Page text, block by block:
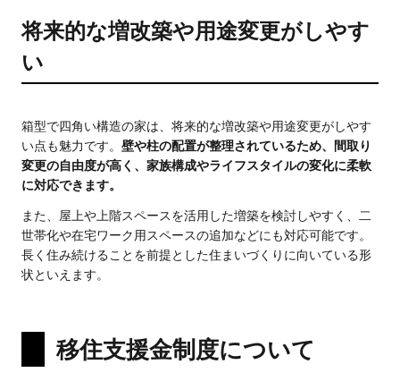
将来的な増改築や用途変更がしやす
い
箱型で四角い構造の家は、将来的な増改築や用途変更がしやす
い点も魅力です。 壁や柱の配置が整理されているため、間取り
変更の自由度が高く、家族構成やライフスタイルの変化に柔軟
に対応できます。
また、屋上や上階スペースを活用した増築を検討しやすく、二
世帯化や在宅ワーク用スペースの追加などにも対応可能です。
長く住み続けることを前提とした住まいづくりに向いている形
状といえます。
移住支援金制度について